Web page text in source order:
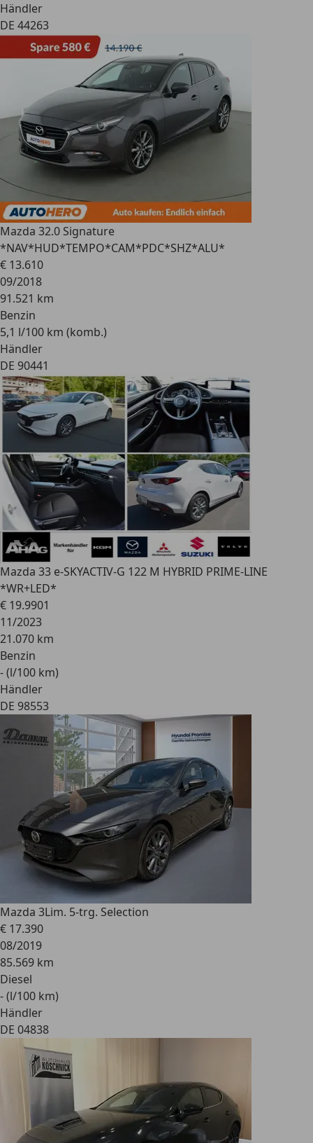
Händler
DE 44263
Mazda 32.0 Signature
*NAV*HUD*TEMPO*CAM*PDC*SHZ*ALU*
€ 13.610
09/2018
91.521 km
Benzin
5,1 l/100 km (komb.)
Händler
DE 90441
Mazda 33 e-SKYACTIV-G 122 M HYBRID PRIME-LINE
*WR+LED*
€ 19.9901
11/2023
21.070 km
Benzin
- (l/100 km)
Händler
DE 98553
Mazda 3Lim. 5-trg. Selection
€ 17.390
08/2019
85.569 km
Diesel
- (l/100 km)
Händler
DE 04838